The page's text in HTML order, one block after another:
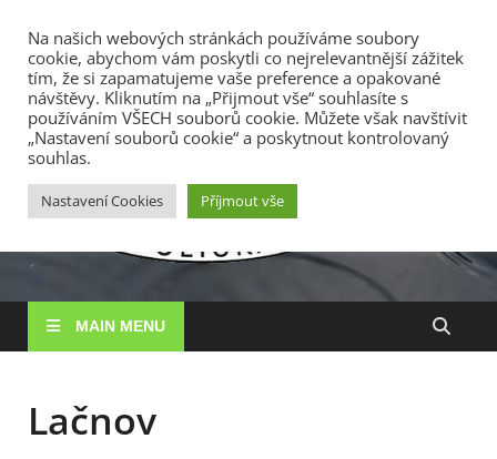
10. 8. 2026
RS
Rybářské
MAIN MENU
Lačnov
Na našich webových stránkách používáme soubory
cookie, abychom vám poskytli co nejrelevantnější zážitek
tím, že si zapamatujeme vaše preference a opakované
návštěvy. Kliknutím na „Přijmout vše“ souhlasíte s
používáním VŠECH souborů cookie. Můžete však navštívit
„Nastavení souborů cookie“ a poskytnout kontrolovaný
souhlas.
Nastavení Cookies Příjmout vše